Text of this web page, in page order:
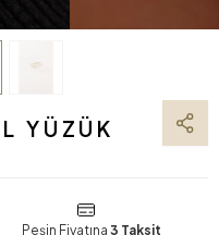
YÜZÜK
Peşin Fiyatına 3 Taksit